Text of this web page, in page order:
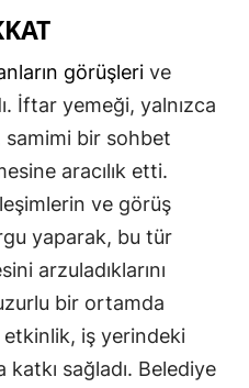
Konya
Kütahya
Malatya
Manisa
Kahramanmaraş
Muğla
Muş
görüşleri ve
İftar yemeği, yalnızca
bir sohbet
aracılık etti.
ve görüş
yaparak, bu tür
arzuladıklarını
bir ortamda
etkinlik, iş yerindeki
sağladı. Belediye